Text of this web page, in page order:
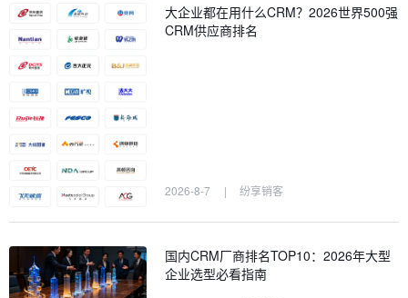
大企业都在用什么CRM？2026世界500强
CRM供应商排名
2026-8-7 | 纷享销客
国内CRM厂商排名TOP10：2026年大型
企业选型必看指南